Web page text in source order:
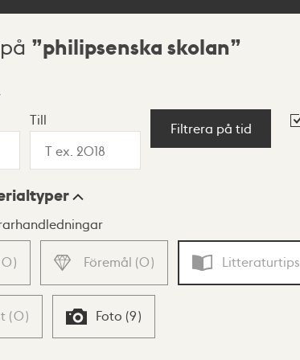
philipsenska skolan
Karta
Till
Filtrera på tid
0) Föremål (0) Litteraturtips
(0) Foto (9)